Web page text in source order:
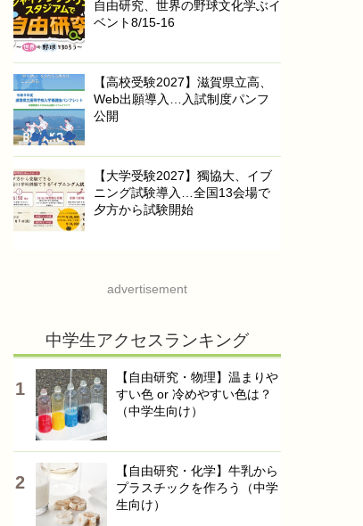
自由研究、世界の野球文化学ぶイ
ベント8/15-16
【高校受験2027】滋賀県立高、
Web出願導入…入試制度パンフ
公開
【大学受験2027】獨協大、イブ
ニング試験導入…全国13会場で
夕方から試験開始
advertisement
中学生アクセスランキング
【自由研究・物理】温まりや
すい色 or 冷めやすい色は？
（中学生向け）
【自由研究・化学】牛乳から
プラスチックを作ろう（中学
生向け）